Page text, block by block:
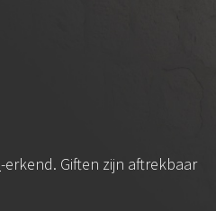
-erkend. Giften zijn aftrekbaar